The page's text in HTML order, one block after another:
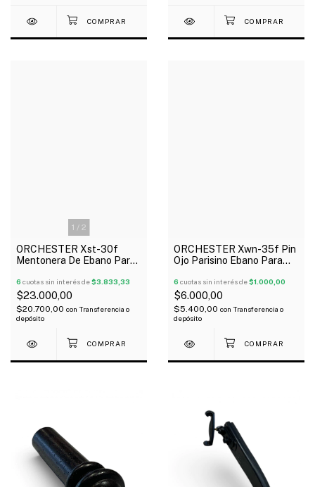
1 / 2
ORCHESTER Xst-30f
Mentonera De Ebano Para
6 cuotas sin interés de$3.833,33
$23.000,00
$20.700,00 con Transferencia o
depósito
ORCHESTER Xwn-35f Pin
Ojo Parisino Ebano Para
6 cuotas sin interés de$1.000,00
$6.000,00
$5.400,00 con Transferencia o
depósito